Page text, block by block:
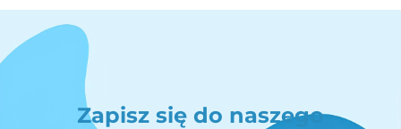
Zapisz się do naszego